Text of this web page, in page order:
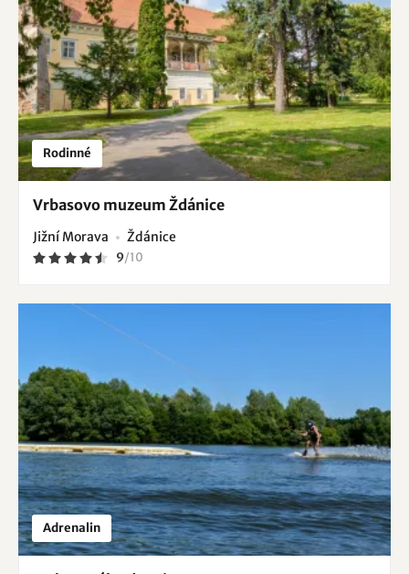
Rodinné
Vrbasovo muzeum Ždánice
Jižní Morava Ždánice
9/10
Adrenalin